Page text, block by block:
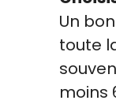
Un
toute
moins